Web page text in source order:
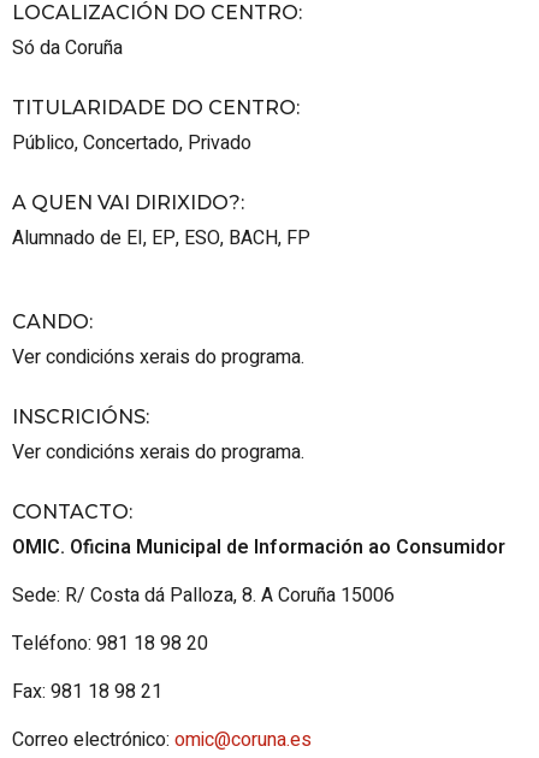
LOCALIZACIÓN DO CENTRO:
Só da Coruña
TITULARIDADE DO CENTRO:
Público,Concertado, Privado
A QUEN VAI DIRIXIDO?:
Alumnado de EI, EP, ESO, BACH, FP
CANDO:
Ver condicións xerais do programa.
INSCRICIÓNS:
Ver condicións xerais do programa.
CONTACTO:
OMIC. Oficina Municipal de Información ao Consumidor
Sede: R/ Costa dá Palloza, 8. A Coruña 15006
Teléfono: 981 18 98 20
Fax: 981 18 98 21
Correo electrónico: omic@coruna.es